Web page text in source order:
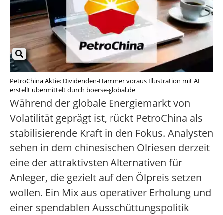
PetroChina Aktie: Dividenden-Hammer voraus Illustration mit AI
erstellt übermittelt durch boerse-global.de
Während der globale Energiemarkt von
Volatilität geprägt ist, rückt PetroChina als
stabilisierende Kraft in den Fokus. Analysten
sehen in dem chinesischen Ölriesen derzeit
eine der attraktivsten Alternativen für
Anleger, die gezielt auf den Ölpreis setzen
wollen. Ein Mix aus operativer Erholung und
einer spendablen Ausschüttungspolitik